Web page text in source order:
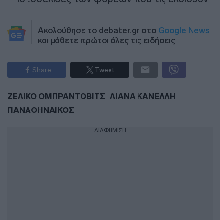
Ακολούθησε το debater.gr στο Google News
και μάθετε πρώτοι όλες τις ειδήσεις
Share Tweet
ΖΕΛΙΚΟ ΟΜΠΡΑΝΤΟΒΙΤΣ
ΛΙΑΝΑ ΚΑΝΕΛΛΗ
ΠΑΝΑΘΗΝΑΙΚΟΣ
ΔΙΑΦΗΜΙΣΗ